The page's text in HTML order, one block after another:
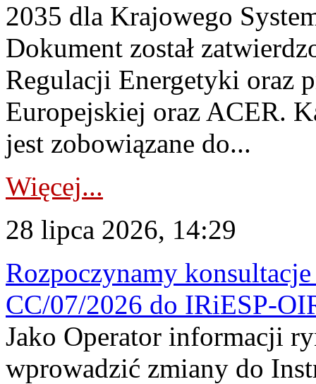
2035 dla Krajowego
Dokument został
Regulacji Energetyki oraz
Europejskiej oraz ACER.
jest zobowiązane do...
Więcej...
28 lipca 2026, 14:29
Rozpoczynamy
CC/07/2026 do IRiESP-
Jako Operator informacji
wprowadzić zmiany do